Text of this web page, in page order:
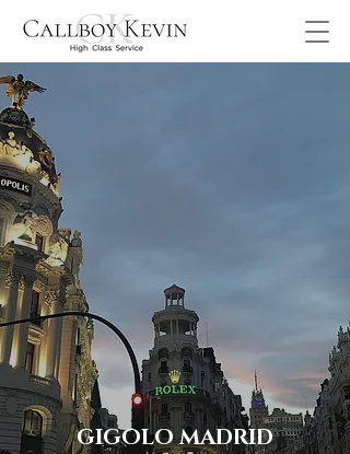
GIGOLO MADRID